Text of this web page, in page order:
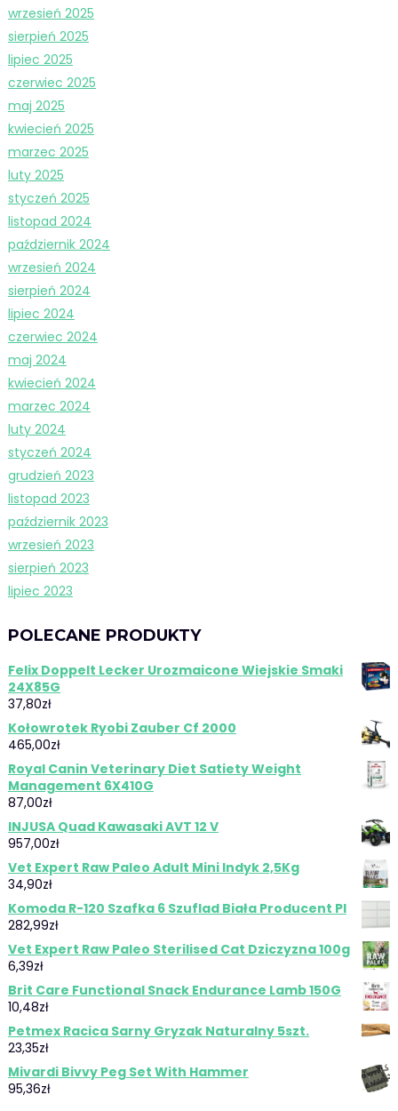
wrzesień 2025
sierpień 2025
lipiec 2025
czerwiec 2025
maj 2025
kwiecień 2025
marzec 2025
luty 2025
styczeń 2025
listopad 2024
październik 2024
wrzesień 2024
sierpień 2024
lipiec 2024
czerwiec 2024
maj 2024
kwiecień 2024
marzec 2024
luty 2024
styczeń 2024
grudzień 2023
listopad 2023
październik 2023
wrzesień 2023
sierpień 2023
lipiec 2023
POLECANE PRODUKTY
Felix Doppelt Lecker Urozmaicone Wiejskie Smaki
24X85G
37,80zł
Kołowrotek Ryobi Zauber Cf 2000
465,00zł
Royal Canin Veterinary Diet Satiety Weight
Management 6X410G
87,00zł
INJUSA Quad Kawasaki AVT 12 V
957,00zł
Vet Expert Raw Paleo Adult Mini Indyk 2,5Kg
34,90zł
Komoda R-120 Szafka 6 Szuflad Biała Producent Pl
282,99zł
Vet Expert Raw Paleo Sterilised Cat Dziczyzna 100g
6,39zł
Brit Care Functional Snack Endurance Lamb 150G
10,48zł
Petmex Racica Sarny Gryzak Naturalny 5szt.
23,35zł
Mivardi Bivvy Peg Set With Hammer
95,36zł